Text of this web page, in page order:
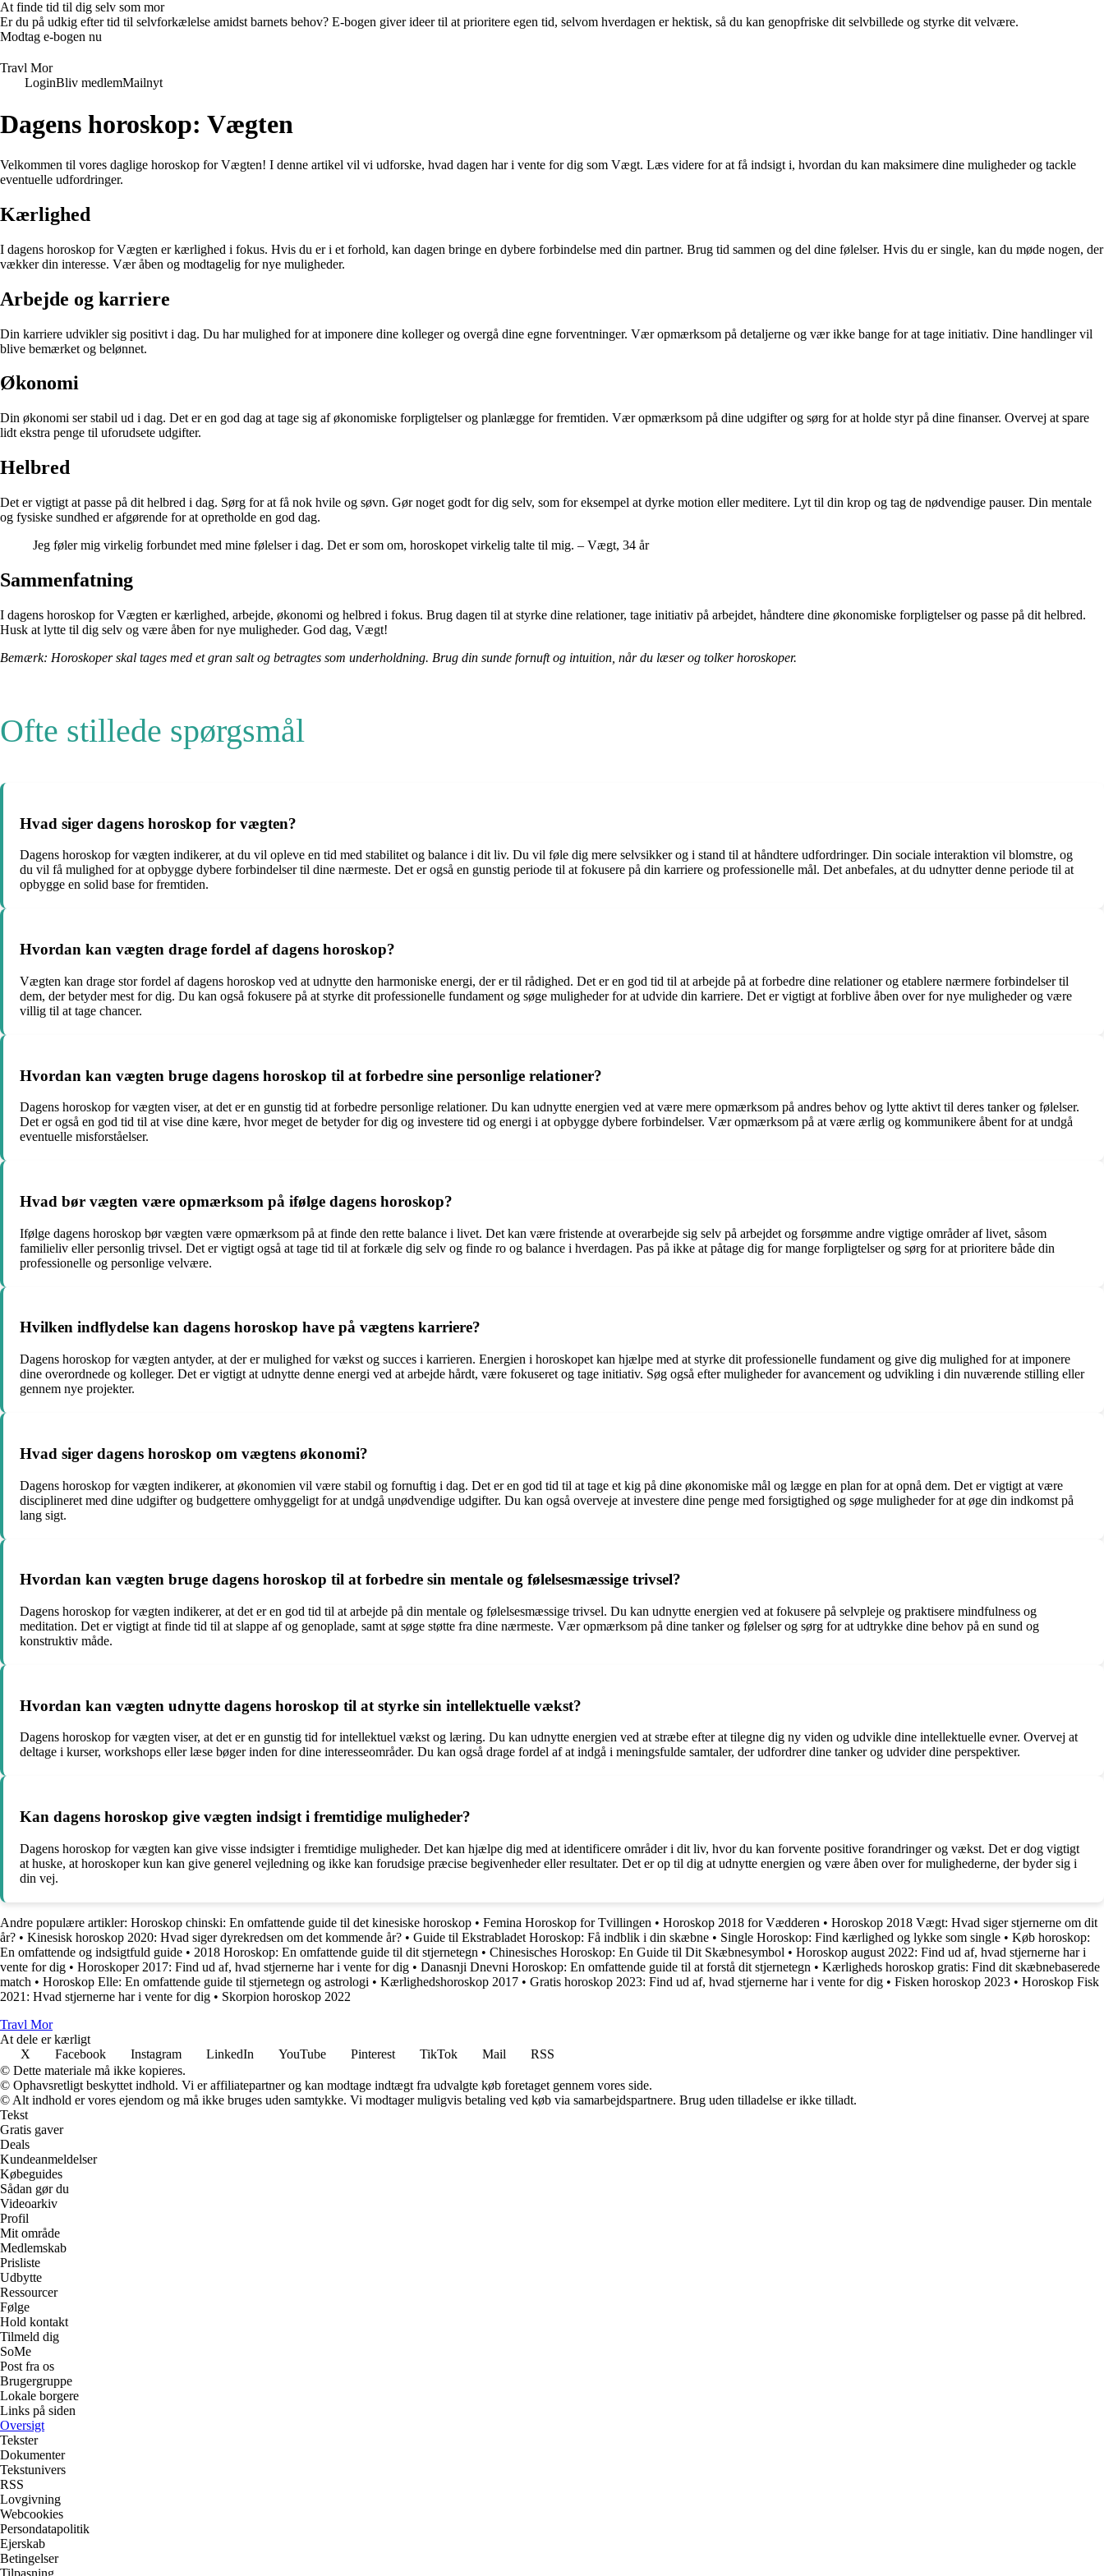
At finde tid til dig selv som mor
Er du på udkig efter tid til selvforkælelse amidst barnets behov? E-bogen giver ideer til at prioritere egen tid, selvom hverdagen er hektisk, så du kan genopfriske dit selvbillede og styrke dit velvære.
Modtag e-bogen nu
Travl Mor
LoginBliv medlemMailnyt
Dagens horoskop: Vægten
Velkommen til vores daglige horoskop for Vægten! I denne artikel vil vi udforske, hvad dagen har i vente for dig som Vægt. Læs videre for at få indsigt i, hvordan du kan maksimere dine muligheder og tackle
eventuelle udfordringer.
Kærlighed
I dagens horoskop for Vægten er kærlighed i fokus. Hvis du er i et forhold, kan dagen bringe en dybere forbindelse med din partner. Brug tid sammen og del dine følelser. Hvis du er single, kan du møde nogen, der
vækker din interesse. Vær åben og modtagelig for nye muligheder.
Arbejde og karriere
Din karriere udvikler sig positivt i dag. Du har mulighed for at imponere dine kolleger og overgå dine egne forventninger. Vær opmærksom på detaljerne og vær ikke bange for at tage initiativ. Dine handlinger vil
blive bemærket og belønnet.
Økonomi
Din økonomi ser stabil ud i dag. Det er en god dag at tage sig af økonomiske forpligtelser og planlægge for fremtiden. Vær opmærksom på dine udgifter og sørg for at holde styr på dine finanser. Overvej at spare
lidt ekstra penge til uforudsete udgifter.
Helbred
Det er vigtigt at passe på dit helbred i dag. Sørg for at få nok hvile og søvn. Gør noget godt for dig selv, som for eksempel at dyrke motion eller meditere. Lyt til din krop og tag de nødvendige pauser. Din mentale
og fysiske sundhed er afgørende for at opretholde en god dag.
Jeg føler mig virkelig forbundet med mine følelser i dag. Det er som om, horoskopet virkelig talte til mig. – Vægt, 34 år
Sammenfatning
I dagens horoskop for Vægten er kærlighed, arbejde, økonomi og helbred i fokus. Brug dagen til at styrke dine relationer, tage initiativ på arbejdet, håndtere dine økonomiske forpligtelser og passe på dit helbred.
Husk at lytte til dig selv og være åben for nye muligheder. God dag, Vægt!
Bemærk: Horoskoper skal tages med et gran salt og betragtes som underholdning. Brug din sunde fornuft og intuition, når du læser og tolker horoskoper.
Ofte stillede spørgsmål
Hvad siger dagens horoskop for vægten?
Dagens horoskop for vægten indikerer, at du vil opleve en tid med stabilitet og balance i dit liv. Du vil føle dig mere selvsikker og i stand til at håndtere udfordringer. Din sociale interaktion vil blomstre, og
du vil få mulighed for at opbygge dybere forbindelser til dine nærmeste. Det er også en gunstig periode til at fokusere på din karriere og professionelle mål. Det anbefales, at du udnytter denne periode til at
opbygge en solid base for fremtiden.
Hvordan kan vægten drage fordel af dagens horoskop?
Vægten kan drage stor fordel af dagens horoskop ved at udnytte den harmoniske energi, der er til rådighed. Det er en god tid til at arbejde på at forbedre dine relationer og etablere nærmere forbindelser til
dem, der betyder mest for dig. Du kan også fokusere på at styrke dit professionelle fundament og søge muligheder for at udvide din karriere. Det er vigtigt at forblive åben over for nye muligheder og være
villig til at tage chancer.
Hvordan kan vægten bruge dagens horoskop til at forbedre sine personlige relationer?
Dagens horoskop for vægten viser, at det er en gunstig tid at forbedre personlige relationer. Du kan udnytte energien ved at være mere opmærksom på andres behov og lytte aktivt til deres tanker og følelser.
Det er også en god tid til at vise dine kære, hvor meget de betyder for dig og investere tid og energi i at opbygge dybere forbindelser. Vær opmærksom på at være ærlig og kommunikere åbent for at undgå
eventuelle misforståelser.
Hvad bør vægten være opmærksom på ifølge dagens horoskop?
Ifølge dagens horoskop bør vægten være opmærksom på at finde den rette balance i livet. Det kan være fristende at overarbejde sig selv på arbejdet og forsømme andre vigtige områder af livet, såsom
familieliv eller personlig trivsel. Det er vigtigt også at tage tid til at forkæle dig selv og finde ro og balance i hverdagen. Pas på ikke at påtage dig for mange forpligtelser og sørg for at prioritere både din
professionelle og personlige velvære.
Hvilken indflydelse kan dagens horoskop have på vægtens karriere?
Dagens horoskop for vægten antyder, at der er mulighed for vækst og succes i karrieren. Energien i horoskopet kan hjælpe med at styrke dit professionelle fundament og give dig mulighed for at imponere
dine overordnede og kolleger. Det er vigtigt at udnytte denne energi ved at arbejde hårdt, være fokuseret og tage initiativ. Søg også efter muligheder for avancement og udvikling i din nuværende stilling eller
gennem nye projekter.
Hvad siger dagens horoskop om vægtens økonomi?
Dagens horoskop for vægten indikerer, at økonomien vil være stabil og fornuftig i dag. Det er en god tid til at tage et kig på dine økonomiske mål og lægge en plan for at opnå dem. Det er vigtigt at være
disciplineret med dine udgifter og budgettere omhyggeligt for at undgå unødvendige udgifter. Du kan også overveje at investere dine penge med forsigtighed og søge muligheder for at øge din indkomst på
lang sigt.
Hvordan kan vægten bruge dagens horoskop til at forbedre sin mentale og følelsesmæssige trivsel?
Dagens horoskop for vægten indikerer, at det er en god tid til at arbejde på din mentale og følelsesmæssige trivsel. Du kan udnytte energien ved at fokusere på selvpleje og praktisere mindfulness og
meditation. Det er vigtigt at finde tid til at slappe af og genoplade, samt at søge støtte fra dine nærmeste. Vær opmærksom på dine tanker og følelser og sørg for at udtrykke dine behov på en sund og
konstruktiv måde.
Hvordan kan vægten udnytte dagens horoskop til at styrke sin intellektuelle vækst?
Dagens horoskop for vægten viser, at det er en gunstig tid for intellektuel vækst og læring. Du kan udnytte energien ved at stræbe efter at tilegne dig ny viden og udvikle dine intellektuelle evner. Overvej at
deltage i kurser, workshops eller læse bøger inden for dine interesseområder. Du kan også drage fordel af at indgå i meningsfulde samtaler, der udfordrer dine tanker og udvider dine perspektiver.
Kan dagens horoskop give vægten indsigt i fremtidige muligheder?
Dagens horoskop for vægten kan give visse indsigter i fremtidige muligheder. Det kan hjælpe dig med at identificere områder i dit liv, hvor du kan forvente positive forandringer og vækst. Det er dog vigtigt
at huske, at horoskoper kun kan give generel vejledning og ikke kan forudsige præcise begivenheder eller resultater. Det er op til dig at udnytte energien og være åben over for mulighederne, der byder sig i
din vej.
Andre populære artikler: Horoskop chinski: En omfattende guide til det kinesiske horoskop • Femina Horoskop for Tvillingen • Horoskop 2018 for Vædderen • Horoskop 2018 Vægt: Hvad siger stjernerne om dit
år? • Kinesisk horoskop 2020: Hvad siger dyrekredsen om det kommende år? • Guide til Ekstrabladet Horoskop: Få indblik i din skæbne • Single Horoskop: Find kærlighed og lykke som single • Køb horoskop:
En omfattende og indsigtfuld guide • 2018 Horoskop: En omfattende guide til dit stjernetegn • Chinesisches Horoskop: En Guide til Dit Skæbnesymbol • Horoskop august 2022: Find ud af, hvad stjernerne har i
vente for dig • Horoskoper 2017: Find ud af, hvad stjernerne har i vente for dig • Danasnji Dnevni Horoskop: En omfattende guide til at forstå dit stjernetegn • Kærligheds horoskop gratis: Find dit skæbnebaserede
match • Horoskop Elle: En omfattende guide til stjernetegn og astrologi • Kærlighedshoroskop 2017 • Gratis horoskop 2023: Find ud af, hvad stjernerne har i vente for dig • Fisken horoskop 2023 • Horoskop Fisk
2021: Hvad stjernerne har i vente for dig • Skorpion horoskop 2022
Travl Mor
At dele er kærligt
X
Facebook Instagram LinkedIn YouTube Pinterest TikTok Mail
RSS
© Dette materiale må ikke kopieres.
© Ophavsretligt beskyttet indhold. Vi er affiliatepartner og kan modtage indtægt fra udvalgte køb foretaget gennem vores side.
© Alt indhold er vores ejendom og må ikke bruges uden samtykke. Vi modtager muligvis betaling ved køb via samarbejdspartnere. Brug uden tilladelse er ikke tilladt.
Tekst
Gratis gaver
Deals
Kundeanmeldelser
Købeguides
Sådan gør du
Videoarkiv
Profil
Mit område
Medlemskab
Prisliste
Udbytte
Ressourcer
Følge
Hold kontakt
Tilmeld dig
SoMe
Post fra os
Brugergruppe
Lokale borgere
Links på siden
Oversigt
Tekster
Dokumenter
Tekstunivers
RSS
Lovgivning
Webcookies
Persondatapolitik
Ejerskab
Betingelser
Tilpasning